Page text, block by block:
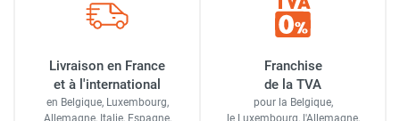
Livraison en France
et à l'international
en Belgique, Luxembourg,
Allemagne, Italie, Espagne,
Franchise
de la TVA
pour la Belgique,
le Luxembourg, l'Allemagne,